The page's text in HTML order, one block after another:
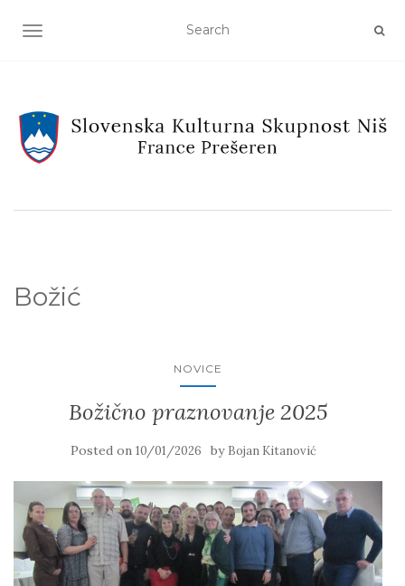
TOGGLE NAVIGATION
Božić
NOVICE
Božično praznovanje 2025
Posted on 10/01/2026 by Bojan Kitanović